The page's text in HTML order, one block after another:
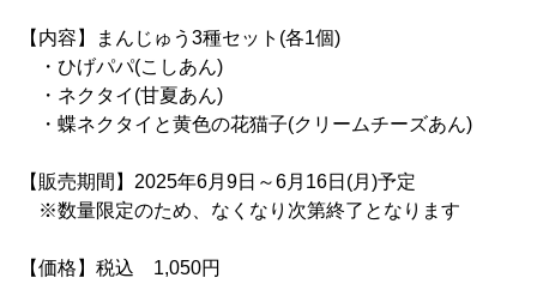
【内容】まんじゅう3種セット(各1個)
・ひげパパ(こしあん)
・ネクタイ(甘夏あん)
・蝶ネクタイと黄色の花猫子(クリームチーズあん)
【販売期間】2025年6月9日～6月16日(月)予定
※数量限定のため、なくなり次第終了となります
【価格】税込 1,050円